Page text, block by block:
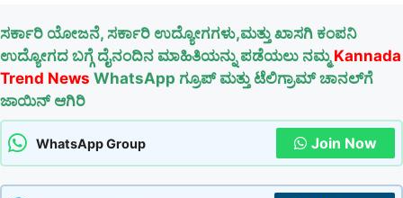
ಸರ್ಕಾರಿ ಯೋಜನೆ, ಸರ್ಕಾರಿ ಉದ್ಯೋಗಗಳು,ಮತ್ತು ಖಾಸಗಿ ಕಂಪನಿ
ಉದ್ಯೋಗದ ಬಗ್ಗೆ ದೈನಂದಿನ ಮಾಹಿತಿಯನ್ನು ಪಡೆಯಲು ನಮ್ಮKannada
Trend News WhatsApp ಗ್ರೂಪ್ ಮತ್ತು ಟೆಲಿಗ್ರಾಮ್ ಚಾನಲ್‌ಗೆ
ಜಾಯಿನ್ ಆಗಿರಿ
WhatsApp Group Join Now